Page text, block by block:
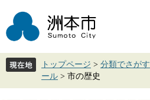
ジ
先
ュ
を
トップページ > 分類でさがす
ール > 市の歴史